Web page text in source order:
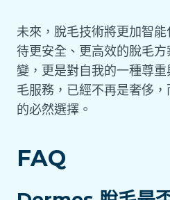
未來，脫毛技術將更加智
待更安全、更高效的脫毛
變，更是對自我的一種尊
毛服務，已經不再是奢侈
的必然選擇。
FAQ